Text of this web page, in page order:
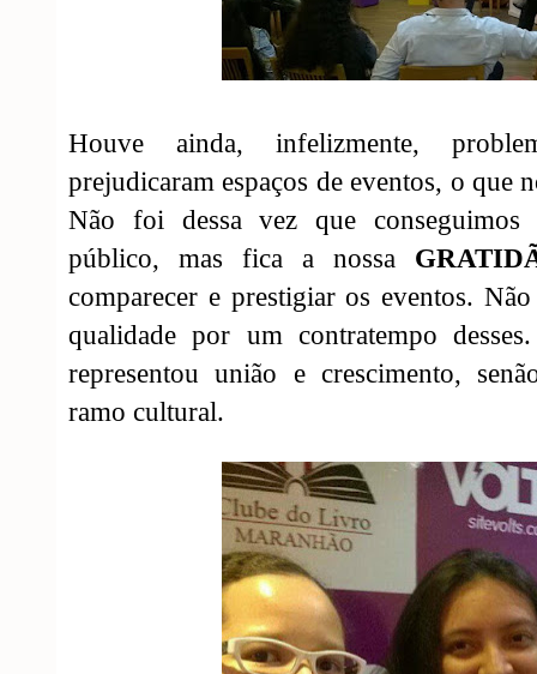
Houve ainda, infelizmente,
prejudicaram espaços de eventos, o que
Não foi dessa vez que conseguimos
público, mas fica a nossa
comparecer e prestigiar os eventos.
qualidade por um contratempo
representou união e crescimento,
ramo cultural.